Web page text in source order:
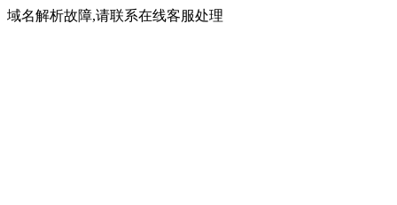
域名解析故障,请联系在线客服处理